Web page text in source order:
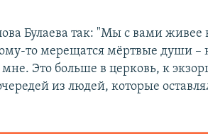
Булаева так: "Мы с вами
то мерещатся мёртвые души –
Это больше в церковь, к
из людей, которые